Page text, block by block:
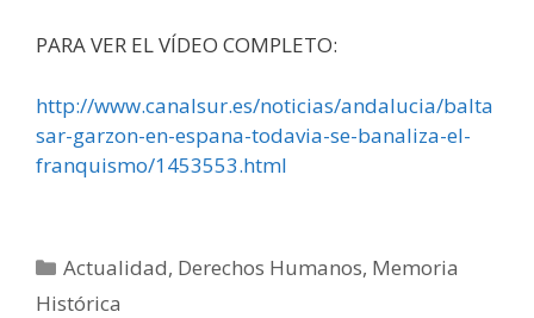
PARA VER EL VÍDEO COMPLETO:
http://www.canalsur.es/noticias/andalucia/balta
sar-garzon-en-espana-todavia-se-banaliza-el-
franquismo/1453553.html
Categorías
Actualidad, Derechos Humanos, Memoria
Histórica